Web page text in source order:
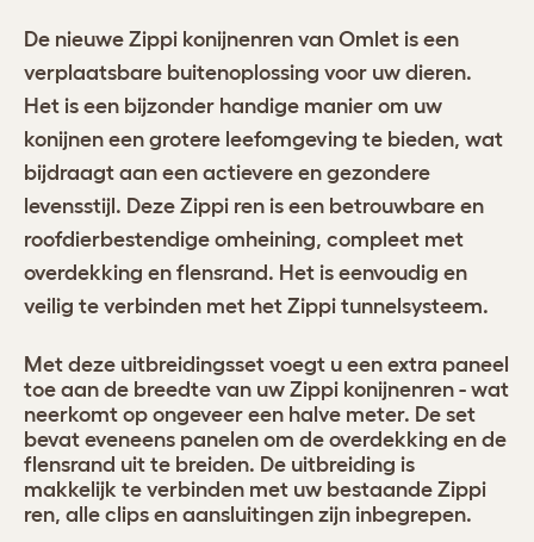
De nieuwe Zippi konijnenren van Omlet is een
verplaatsbare buitenoplossing voor uw dieren.
Het is een bijzonder handige manier om uw
konijnen een grotere leefomgeving te bieden, wat
bijdraagt aan een actievere en gezondere
levensstijl. Deze Zippi ren is een betrouwbare en
roofdierbestendige omheining, compleet met
overdekking en flensrand. Het is eenvoudig en
veilig te verbinden met het Zippi tunnelsysteem.
Met deze uitbreidingsset voegt u een extra paneel
toe aan de breedte van uw Zippi konijnenren - wat
neerkomt op ongeveer een halve meter. De set
bevat eveneens panelen om de overdekking en de
flensrand uit te breiden. De uitbreiding is
makkelijk te verbinden met uw bestaande Zippi
ren, alle clips en aansluitingen zijn inbegrepen.